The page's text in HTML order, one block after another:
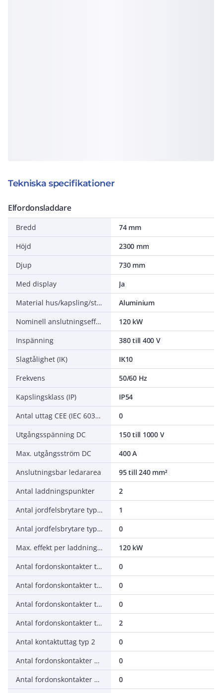
Tekniska specifikationer
Elfordonsladdare
Bredd
74 mm
Höjd
2300 mm
Djup
730 mm
Med display
Ja
Material hus/kapsling/stomme
Aluminium
Nominell anslutningseffekt
120 kW
Inspänning
380 till 400 V
Slagtålighet (IK)
IK10
Frekvens
50/60 Hz
Kapslingsklass (IP)
IP54
Antal uttag CEE (IEC 60309)
0
Utgångsspänning DC
150 till 1000 V
Max. utgångsström DC
400 A
Anslutningsbar ledararea
95 till 240 mm²
Antal laddningspunkter
2
Antal jordfelsbrytare typ A
1
Antal jordfelsbrytare typ B
0
Max. effekt per laddningspunkt
120 kW
Antal fordonskontakter typ 1
0
Antal fordonskontakter typ 1 CCS
0
Antal fordonskontakter typ 2
0
Antal fordonskontakter typ 2 CCS
2
Antal kontaktuttag typ 2
0
Antal fordonskontakter GB AC
0
Antal fordonskontakter GB DC
0